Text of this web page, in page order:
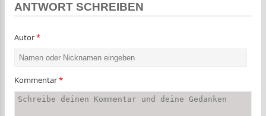
ANTWORT SCHREIBEN
Autor*
Kommentar*